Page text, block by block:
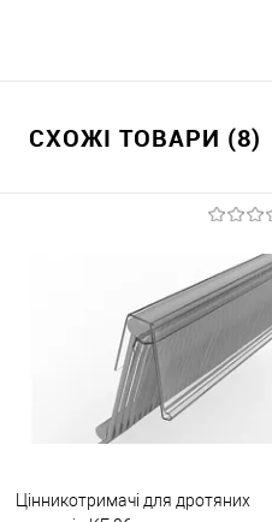
СХОЖІ ТОВАРИ (8)
Цінникотримачі для дротяних